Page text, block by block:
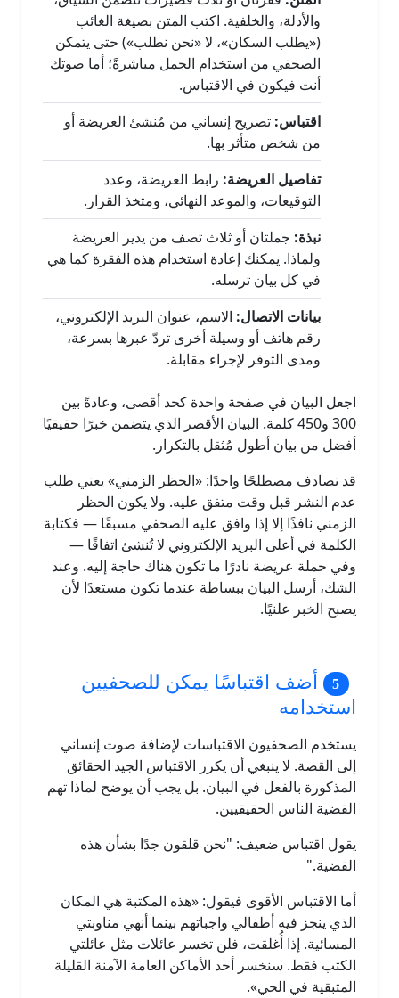
والأدلة، والخلفية. اكتب المتن بصيغة الغائب
(«يطلب السكان»، لا «نحن نطلب») حتى يتمكن
الصحفي من استخدام الجمل مباشرةً؛ أما صوتك
أنت فيكون في الاقتباس.
اقتباس: تصريح إنساني من مُنشئ العريضة أو
من شخص متأثر بها.
تفاصيل العريضة: رابط العريضة، وعدد
التوقيعات، والموعد النهائي، ومتخذ القرار.
نبذة: جملتان أو ثلاث تصف من يدير العريضة
ولماذا. يمكنك إعادة استخدام هذه الفقرة كما هي
في كل بيان ترسله.
بيانات الاتصال: الاسم، عنوان البريد الإلكتروني،
رقم هاتف أو وسيلة أخرى تردّ عبرها بسرعة،
ومدى التوفر لإجراء مقابلة.
اجعل البيان في صفحة واحدة كحد أقصى، وعادةً بين
300 و450 كلمة. البيان الأقصر الذي يتضمن خبرًا حقيقيًا
أفضل من بيان أطول مُثقل بالتكرار.
قد تصادف مصطلحًا واحدًا: «الحظر الزمني» يعني طلب
عدم النشر قبل وقت متفق عليه. ولا يكون الحظر
الزمني نافذًا إلا إذا وافق عليه الصحفي مسبقًا — فكتابة
الكلمة في أعلى البريد الإلكتروني لا تُنشئ اتفاقًا —
وفي حملة عريضة نادرًا ما تكون هناك حاجة إليه. وعند
الشك، أرسل البيان ببساطة عندما تكون مستعدًا لأن
يصبح الخبر علنيًا.
أضف اقتباسًا يمكن للصحفيين
استخدامه
يستخدم الصحفيون الاقتباسات لإضافة صوت إنساني
إلى القصة. لا ينبغي أن يكرر الاقتباس الجيد الحقائق
المذكورة بالفعل في البيان. بل يجب أن يوضح لماذا تهم
القضية الناس الحقيقيين.
يقول اقتباس ضعيف: "نحن قلقون جدًا بشأن هذه
القضية."
أما الاقتباس الأقوى فيقول: «هذه المكتبة هي المكان
الذي ينجز فيه أطفالي واجباتهم بينما أنهي مناوبتي
المسائية. إذا أُغلقت، فلن تخسر عائلات مثل عائلتي
الكتب فقط. سنخسر أحد الأماكن العامة الآمنة القليلة
المتبقية في الحي».